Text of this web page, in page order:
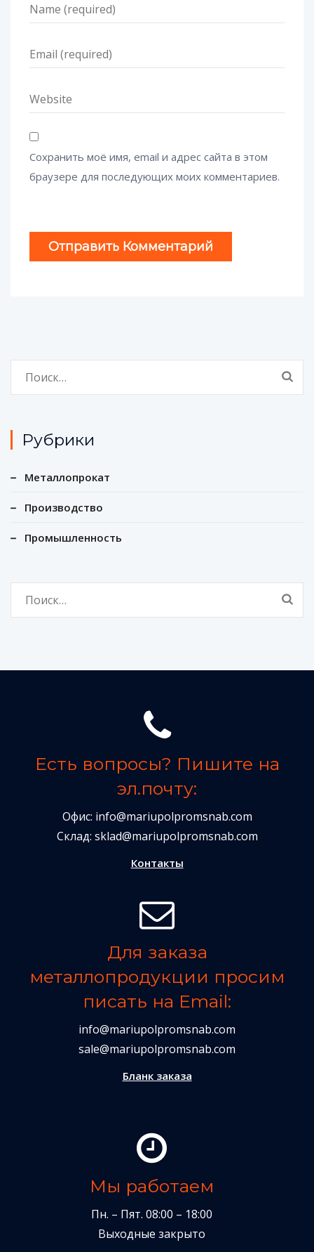
Сохранить моё имя, email и адрес сайта в этом
браузере для последующих моих комментариев.
Рубрики
Металлопрокат
Производство
Промышленность
Есть вопросы? Пишите на
эл.почту:
Офис: info@mariupolpromsnab.com
Склад: sklad@mariupolpromsnab.com
Контакты
Для заказа
металлопродукции просим
писать на Email:
info@mariupolpromsnab.com
sale@mariupolpromsnab.com
Бланк заказа
Мы работаем
Пн. – Пят. 08:00 – 18:00
Выходные закрыто